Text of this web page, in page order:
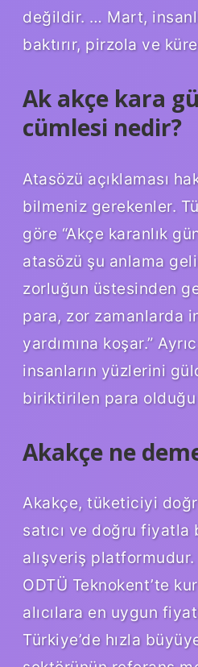
değildir. … Mart,
baktırır, pirzola ve
Ak akçe kara
cümlesi nedir?
Atasözü açıklaması
bilmeniz gerekenler.
göre “Akçe karanlık
atasözü şu anlama
zorluğun üstesinden
para, zor zamanlarda
yardımına koşar.”
insanların yüzlerini
biriktirilen para
Akakçe ne
Akakçe, tüketiciyi
satıcı ve doğru
alışveriş platformudur.
ODTÜ Teknokent’te
alıcılara en uygun
Türkiye’de hızla